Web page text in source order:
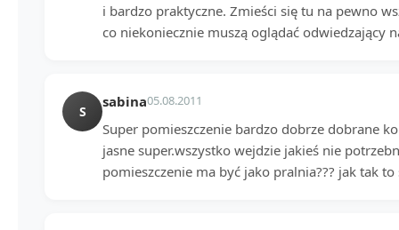
i bardzo praktyczne. Zmieści się tu na pewno
co niekoniecznie muszą oglądać odwiedzający
S
sabina05.08.2011
Super pomieszczenie bardzo dobrze dobrane
jasne super.wszystko wejdzie jakieś nie
pomieszczenie ma być jako pralnia??? jak tak